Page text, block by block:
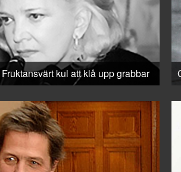
kul att klå upp grabbar